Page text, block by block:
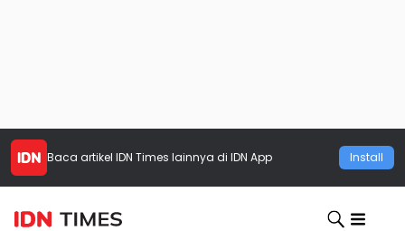
Baca artikel IDN Times lainnya di IDN App Install